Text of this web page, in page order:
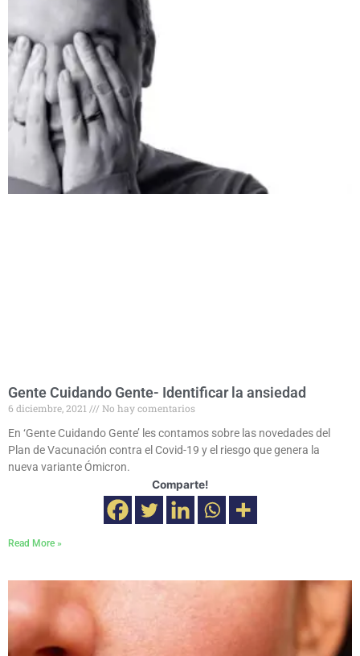
Gente Cuidando Gente- Identificar la ansiedad
6 diciembre, 2021
No hay comentarios
En ‘Gente Cuidando Gente’ les contamos sobre las novedades del
Plan de Vacunación contra el Covid-19 y el riesgo que genera la
nueva variante Ómicron.
Comparte!
Read More »